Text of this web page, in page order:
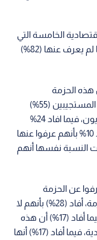
الحزمة الاقتصادية الخامسة التي
أطلقها رئيس الوزراء في تاريخ17/2/2020، فيما لم يعرف عنها (82%)
الحزمة
الاقتصادية الخامسة، فقد أفاد أكثر من نصف المستجيبين (55%)
بأنهم عرفوا عن هذه الحزمة عن طريق التلفزيون، فيما افاد 24%
بأنهم عرفوا عنها عن طريق الفيسبوك، وأفاد 10% بأنهم عرفوا عنها
النسبة نفسها أنهم
عن الحزمة
الاقتصادية الخامسة، عن أبرز محاور هذه الحزمة، أفاد (28%) بأنهم لا
يعرفون المحتوى الرئيسي من هذه الحزمة، فيما أفاد (17%) أن هذه
الحزمة تهدف الى العمل على إصلاحات اقتصادية، فيما أفاد (17%) أنها